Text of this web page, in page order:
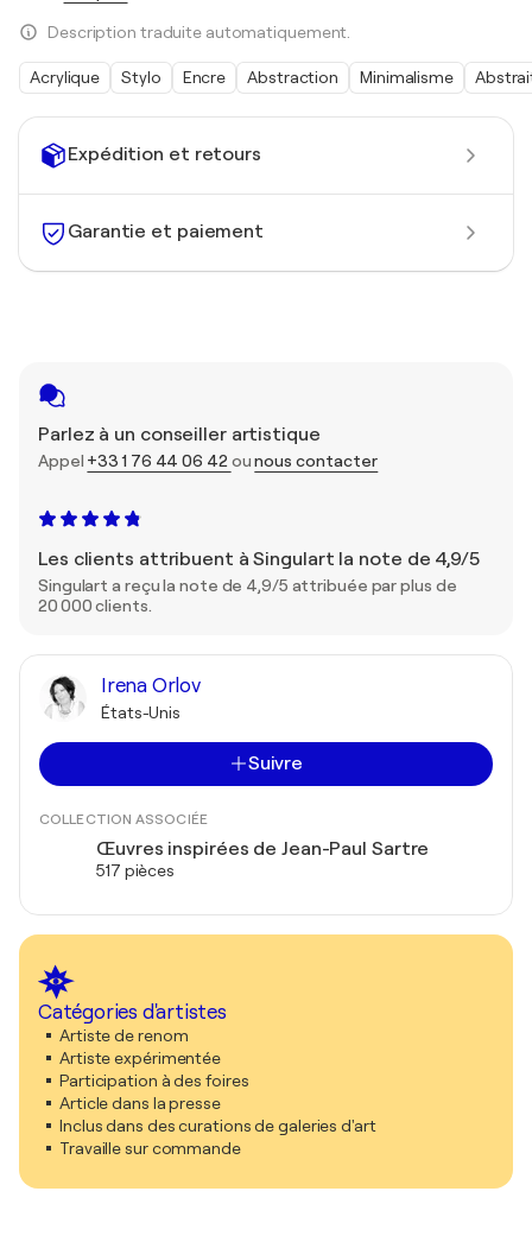
Expédition et retours
Garantie et paiement
Parlez à un conseiller artistique
Appel +33 1 76 44 06 42 ounous contacter
Les clients attribuent à Singulart la note de 4,9/5
Singulart a reçu la note de 4,9/5 attribuée par plus de
20 000 clients.
Irena Orlov
États-Unis
Suivre
COLLECTION ASSOCIÉE
Œuvres inspirées de Jean-Paul Sartre
517 pièces
Catégories d'artistes
Artiste de renom
Artiste expérimentée
Participation à des foires
Article dans la presse
Inclus dans des curations de galeries d'art
Travaille sur commande
Description traduite automatiquement.
Acrylique Stylo Encre Abstraction Minimalisme